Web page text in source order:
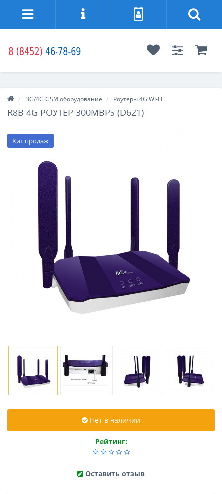
3G/4G GSM оборудование Роутеры 4G WI-FI
R8B 4G РОУТЕР 300MBPS (D621)
Хит продаж
Нет в наличии
Рейтинг:
Оставить отзыв